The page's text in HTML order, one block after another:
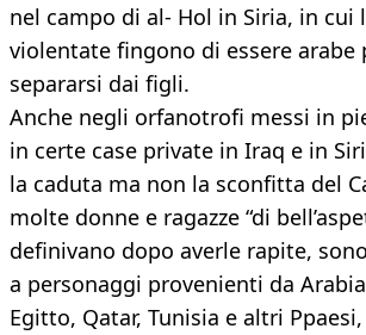
nel campo di al- Hol in Siria, in cui
violentate fingono di essere arabe
separarsi dai figli.
Anche negli orfanotrofi messi in
in certe case private in Iraq e in
la caduta ma non la sconfitta del
molte donne e ragazze “di
definivano dopo averle rapite,
a personaggi provenienti da
Egitto, Qatar, Tunisia e altri